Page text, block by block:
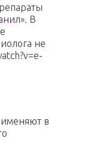
В
не
в